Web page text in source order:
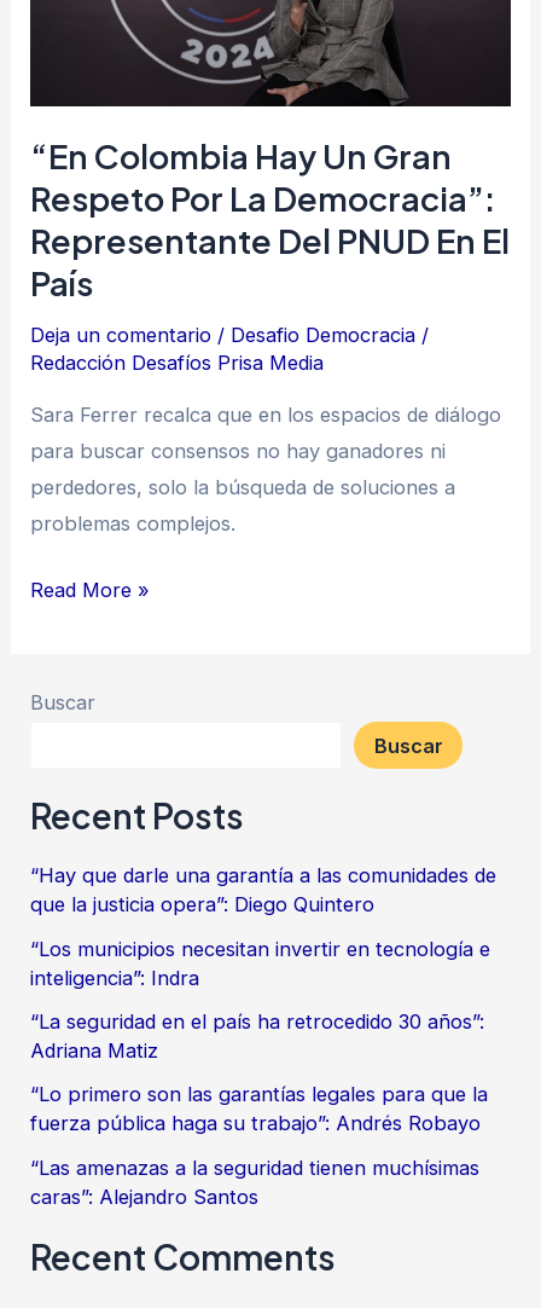
“En Colombia Hay Un Gran
Respeto Por La Democracia”:
Representante Del PNUD En El
País
Deja un comentario / Desafio Democracia /
Redacción Desafíos Prisa Media
Sara Ferrer recalca que en los espacios de diálogo
para buscar consensos no hay ganadores ni
perdedores, solo la búsqueda de soluciones a
problemas complejos.
la
democracia”:
del
PNUD
en
el
país
Read More »
Buscar
Buscar
Recent Posts
“Hay que darle una garantía a las comunidades de
que la justicia opera”: Diego Quintero
“Los municipios necesitan invertir en tecnología e
inteligencia”: Indra
“La seguridad en el país ha retrocedido 30 años”:
Adriana Matiz
“Lo primero son las garantías legales para que la
fuerza pública haga su trabajo”: Andrés Robayo
“Las amenazas a la seguridad tienen muchísimas
caras”: Alejandro Santos
Recent Comments